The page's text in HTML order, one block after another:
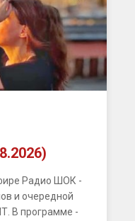
Радио ШОК -
и очередной
В программе -